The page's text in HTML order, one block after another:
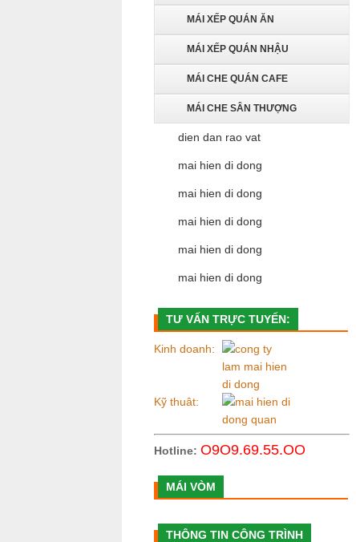
MÁI XẾP QUÁN ĂN
MÁI XẾP QUÁN NHẬU
MÁI CHE QUÁN CAFE
MÁI CHE SÂN THƯỢNG
dien dan rao vat
mai hien di dong
mai hien di dong
mai hien di dong
mai hien di dong
mai hien di dong
TƯ VẤN TRỰC TUYẾN:
Kinh doanh:
Kỹ thuât:
Hotline: O9O9.69.55.OO
MÁI VÒM
THÔNG TIN CÔNG TRÌNH